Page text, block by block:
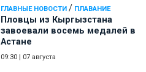
ГЛАВНЫЕ НОВОСТИ / ПЛАВАНИЕ
Пловцы из Кыргызстана
завоевали восемь медалей в
Астане
09:30 07 августа